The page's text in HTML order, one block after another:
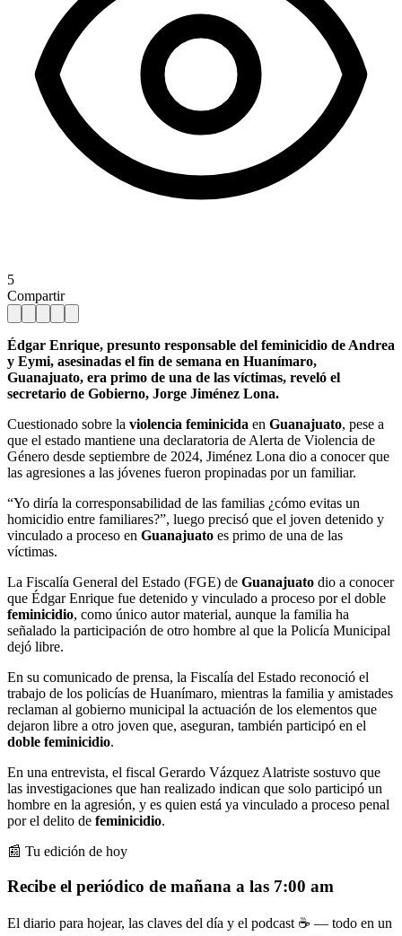
5
Compartir
Édgar Enrique, presunto responsable del feminicidio de Andrea
y Eymi, asesinadas el fin de semana en Huanímaro,
Guanajuato, era primo de una de las víctimas, reveló el
secretario de Gobierno, Jorge Jiménez Lona.
Cuestionado sobre la violencia feminicida en Guanajuato, pese a
que el estado mantiene una declaratoria de Alerta de Violencia de
Género desde septiembre de 2024, Jiménez Lona dio a conocer que
las agresiones a las jóvenes fueron propinadas por un familiar.
“Yo diría la corresponsabilidad de las familias ¿cómo evitas un
homicidio entre familiares?”, luego precisó que el joven detenido y
vinculado a proceso en Guanajuato es primo de una de las
víctimas.
La Fiscalía General del Estado (FGE) de Guanajuato dio a conocer
que Édgar Enrique fue detenido y vinculado a proceso por el doble
feminicidio, como único autor material, aunque la familia ha
señalado la participación de otro hombre al que la Policía Municipal
dejó libre.
En su comunicado de prensa, la Fiscalía del Estado reconoció el
trabajo de los policías de Huanímaro, mientras la familia y amistades
reclaman al gobierno municipal la actuación de los elementos que
dejaron libre a otro joven que, aseguran, también participó en el
doble feminicidio.
En una entrevista, el fiscal Gerardo Vázquez Alatriste sostuvo que
las investigaciones que han realizado indican que solo participó un
hombre en la agresión, y es quien está ya vinculado a proceso penal
por el delito de feminicidio.
📰 Tu edición de hoy
Recibe el periódico de mañana a las 7:00 am
El diario para hojear, las claves del día y el podcast ☕ — todo en un